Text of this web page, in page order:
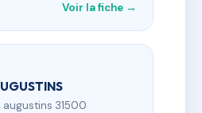
Voir la fiche →
augustins 31500